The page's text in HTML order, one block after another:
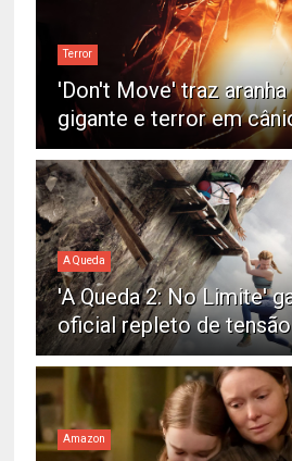
Terror
'Don't Move' traz
gigante e terror em
A Queda
'A Queda 2: No Limite'
oficial repleto de tensão
Amazon